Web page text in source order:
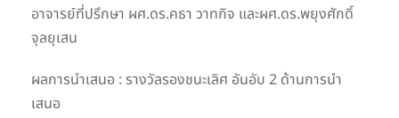
อาจารย์ที่ปรึกษา ผศ.ดร.คธา วาทกิจ และผศ.ดร.พยุงศักดิ์
จุลยุเสน
ผลการนำเสนอ : รางวัลรองชนะเลิศ อันอับ 2 ด้านการนำ
เสนอ